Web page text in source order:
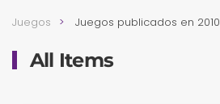
Juegos Juegos publicados en 2010
All Items